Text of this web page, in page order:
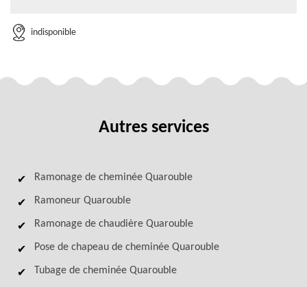
indisponible
Autres services
Ramonage de cheminée Quarouble
Ramoneur Quarouble
Ramonage de chaudière Quarouble
Pose de chapeau de cheminée Quarouble
Tubage de cheminée Quarouble